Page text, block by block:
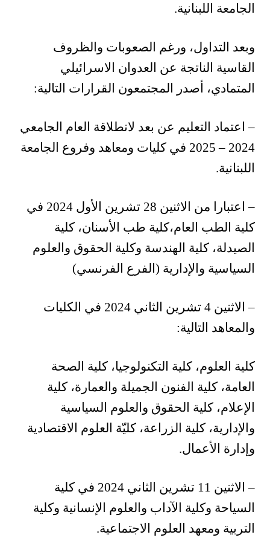
الجامعة اللبنانية.
وبعد التداول، ورغم الصعوبات والظروف
القاسية الناتجة عن العدوان الاسرائيلي
المتمادي، أصدر المجتمعون القرارات التالية:
– اعتماد التعليم عن بعد لانطلاقة العام الجامعي
2024 – 2025 في كليات ومعاهد وفروع الجامعة
اللبنانية.
– ⁠اعتبارا من الاثنين 28 تشرين الأول 2024 في
كلية الطب العام،كلية طب الأسنان، كلية
الصيدلة، كلية الهندسة وكلية الحقوق والعلوم
السياسية والإدارية (الفرع الفرنسي)
– الاثنين 4 تشرين الثاني 2024 في الكليات
والمعاهد التالية:
كلية العلوم، كلية التكنولوجيا، كلية الصحة
العامة، كلية الفنون الجميلة والعمارة، كلية
الإعلام، كلية الحقوق والعلوم السياسية
والإدارية، كلية الزراعة، كليّة العلوم الاقتصادية
وإدارة الأعمال.
– الاثنين 11 تشرين الثاني 2024 في كلية
السياحة وكلية الآداب والعلوم الإنسانية وكلية
التربية ومعهد العلوم الاجتماعية.